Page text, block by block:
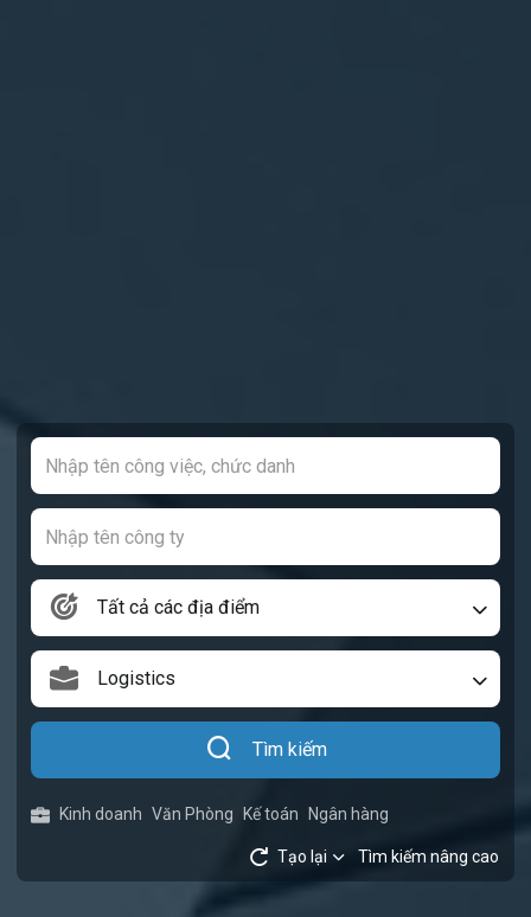
Tất cả các địa điểm
Logistics
Tìm kiếm
Kinh doanh Văn Phòng Kế toán Ngân hàng
Tạo lại Tìm kiếm nâng cao